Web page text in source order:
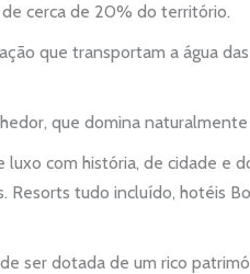
cerca de 20% do território.
que transportam a água
que domina
com história, de cidade e
Resorts tudo incluído, hotéis
ser dotada de um rico